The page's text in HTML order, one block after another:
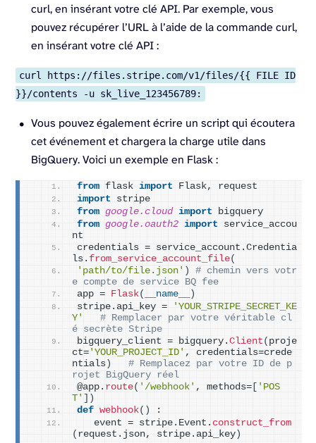
curl, en insérant votre clé API. Par exemple, vous
pouvez récupérer l’URL à l’aide de la commande curl,
en insérant votre clé API :
curl https://files.stripe.com/v1/files/{{ FILE ID
}}/contents -u sk_live_123456789:
Vous pouvez également écrire un script qui écoutera
cet événement et chargera la charge utile dans
BigQuery. Voici un exemple en Flask :
from flask import Flask, request
import stripe
from google.cloud import bigquery
from google.oauth2 import service_accou
nt
credentials = service_account.Credentia
ls. from_service_account_file(
'path/to/file.json' )
# chemin vers votr
e compte de service BQ fee
app = Flask( __name__
)
stripe.api_key =
'YOUR_STRIPE_SECRET_KE
Y'
# Remplacer par votre véritable cl
é secrète Stripe
bigquery_client = bigquery. Client ( proje
ct= 'YOUR_PROJECT_ID' , credentials=crede
ntials )
# Remplacez par votre ID de p
rojet BigQuery réel
@app. route( '/webhook' , methods=
'POS
T'
])
def webhook()
:
   event = stripe.Event.
construct_from
( request.json, stripe.api_key )